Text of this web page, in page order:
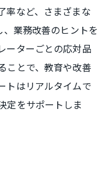
率など、さまざまな
業務改善のヒントを
ーターごとの応対品
ことで、教育や改善
トはリアルタイムで
定をサポートしま